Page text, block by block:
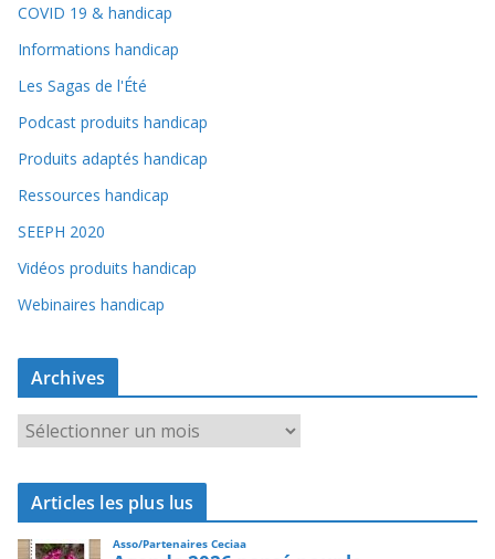
COVID 19 & handicap
Informations handicap
Les Sagas de l'Été
Podcast produits handicap
Produits adaptés handicap
Ressources handicap
SEEPH 2020
Vidéos produits handicap
Webinaires handicap
Archives
r
c
i
Articles les plus lus